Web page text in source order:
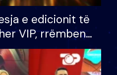
e edicionit të
VIP, rrëmben
100 mijë eurosh